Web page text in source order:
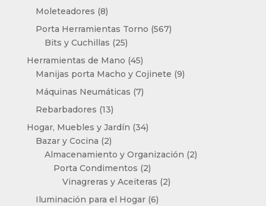
Moleteadores 88
productos
Porta Herramientas Torno 567567
Bits y Cuchillas 2525
productos
Herramientas de Mano 4545
productos
Manijas porta Macho y Cojinete 99
Máquinas Neumáticas 77
Rebarbadores 1313
productos
Hogar, Muebles y Jardín 3434
Bazar y Cocina 22
productos
Almacenamiento y Organización 22
Porta Condimentos 22
productos
Vinagreras y Aceiteras 22
Iluminación para el Hogar 66